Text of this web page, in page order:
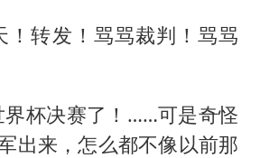
！转发！骂骂裁判！骂骂
界杯决赛了！……可是奇怪
出来，怎么都不像以前那